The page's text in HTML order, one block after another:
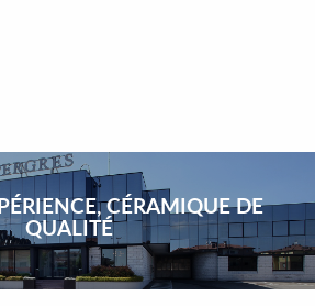
CÉRAMIQUE DE
QUALITÉ